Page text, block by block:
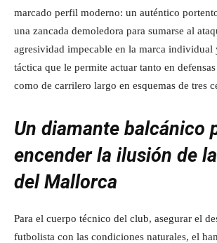
marcado perfil moderno: un auténtico
una zancada demoledora para sumarse al
agresividad impecable en la marca individual
táctica que le permite actuar tanto en
como de carrilero largo en esquemas de tres
Un diamante balcánico
encender la ilusión de
del Mallorca
Para el cuerpo técnico del club, asegurar el
futbolista con las condiciones naturales, el